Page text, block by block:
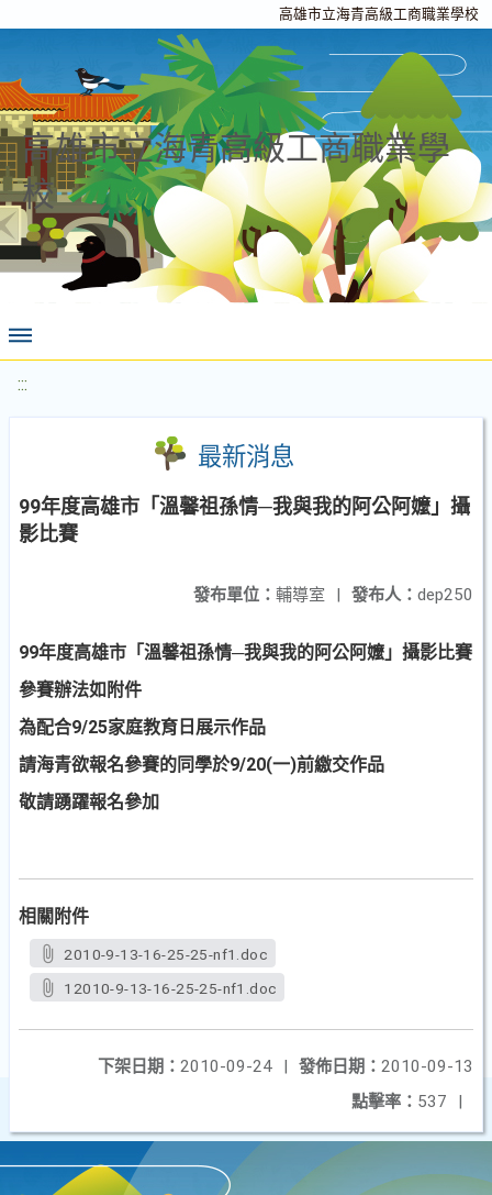
高雄市立海青高級工商職業學校
高雄市立海青高級工商職業學
校
:::
最新消息
99年度高雄市「溫馨祖孫情─我與我的阿公阿嬤」攝
影比賽
發布人： dep250
發布單位： 輔導室 |
99年度高雄市「溫馨祖孫情─我與我的阿公阿嬤」攝影比賽
參賽辦法如附件
為配合9/25家庭教育日展示作品
請海青欲報名參賽的同學於9/20(一)前繳交作品
敬請踴躍報名參加
相關附件
2010-9-13-16-25-25-nf1.doc
12010-9-13-16-25-25-nf1.doc
發佈日期： 2010-09-13
下架日期： 2010-09-24
|
點擊率： 537 |